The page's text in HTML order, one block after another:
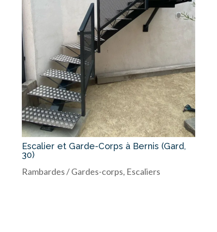
Escalier et Garde-Corps à Bernis (Gard,
30)
Rambardes / Gardes-corps, Escaliers